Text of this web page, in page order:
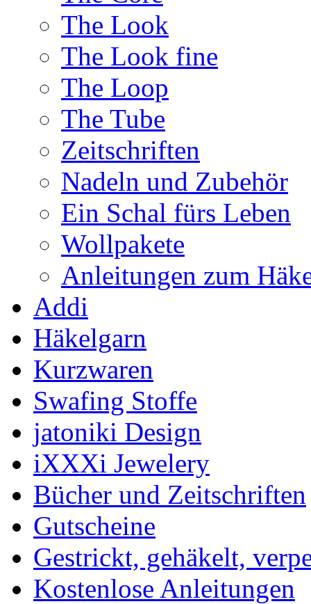
The Look
The Look fine
The Loop
The Tube
Zeitschriften
Nadeln und Zubehör
Ein Schal fürs Leben
Wollpakete
Anleitungen zum
Addi
Häkelgarn
Kurzwaren
Swafing Stoffe
jatoniki Design
iXXXi Jewelery
Bücher und Zeitschriften
Gutscheine
Gestrickt, gehäkelt,
Kostenlose Anleitungen